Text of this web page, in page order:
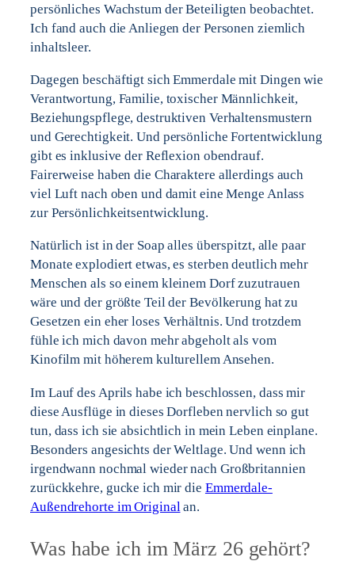
persönliches Wachstum der Beteiligten beobachtet.
Ich fand auch die Anliegen der Personen ziemlich
inhaltsleer.
Dagegen beschäftigt sich Emmerdale mit Dingen wie
Verantwortung, Familie, toxischer Männlichkeit,
Beziehungspflege, destruktiven Verhaltensmustern
und Gerechtigkeit. Und persönliche Fortentwicklung
gibt es inklusive der Reflexion obendrauf.
Fairerweise haben die Charaktere allerdings auch
viel Luft nach oben und damit eine Menge Anlass
zur Persönlichkeitsentwicklung.
Natürlich ist in der Soap alles überspitzt, alle paar
Monate explodiert etwas, es sterben deutlich mehr
Menschen als so einem kleinem Dorf zuzutrauen
wäre und der größte Teil der Bevölkerung hat zu
Gesetzen ein eher loses Verhältnis. Und trotzdem
fühle ich mich davon mehr abgeholt als vom
Kinofilm mit höherem kulturellem Ansehen.
Im Lauf des Aprils habe ich beschlossen, dass mir
diese Ausflüge in dieses Dorfleben nervlich so gut
tun, dass ich sie absichtlich in mein Leben einplane.
Besonders angesichts der Weltlage. Und wenn ich
irgendwann nochmal wieder nach Großbritannien
zurückkehre, gucke ich mir die Emmerdale-
Außendrehorte im Original an.
Was habe ich im März 26 gehört?